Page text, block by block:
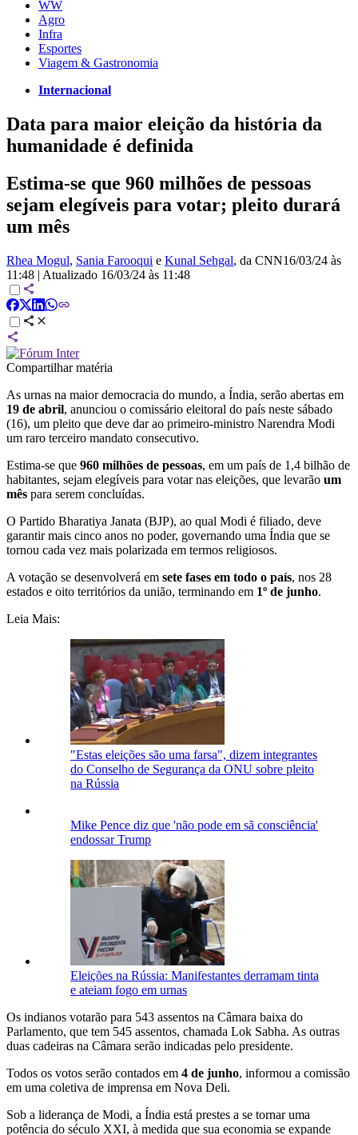
WW
Agro
Infra
Esportes
Viagem & Gastronomia
Internacional
Data para maior eleição da história da
humanidade é definida
Estima-se que 960 milhões de pessoas
sejam elegíveis para votar; pleito durará
um mês
Rhea Mogul, Sania Farooqui e Kunal Sehgal, da CNN16/03/24 às
11:48 | Atualizado 16/03/24 às 11:48
Compartilhar matéria
As urnas na maior democracia do mundo, a Índia, serão abertas em
19 de abril, anunciou o comissário eleitoral do país neste sábado
(16), um pleito que deve dar ao primeiro-ministro Narendra Modi
um raro terceiro mandato consecutivo.
Estima-se que 960 milhões de pessoas, em um país de 1,4 bilhão de
habitantes, sejam elegíveis para votar nas eleições, que levarão um
mês para serem concluídas.
O Partido Bharatiya Janata (BJP), ao qual Modi é filiado, deve
garantir mais cinco anos no poder, governando uma Índia que se
tornou cada vez mais polarizada em termos religiosos.
A votação se desenvolverá em sete fases em todo o país, nos 28
estados e oito territórios da união, terminando em 1º de junho.
Leia Mais:
"Estas eleições são uma farsa", dizem integrantes
do Conselho de Segurança da ONU sobre pleito
na Rússia
Mike Pence diz que 'não pode em sã consciência'
endossar Trump
Eleições na Rússia: Manifestantes derramam tinta
e ateiam fogo em urnas
Os indianos votarão para 543 assentos na Câmara baixa do
Parlamento, que tem 545 assentos, chamada Lok Sabha. As outras
duas cadeiras na Câmara serão indicadas pelo presidente.
Todos os votos serão contados em 4 de junho, informou a comissão
em uma coletiva de imprensa em Nova Deli.
Sob a liderança de Modi, a Índia está prestes a se tornar uma
potência do século XXI, à medida que sua economia se expande